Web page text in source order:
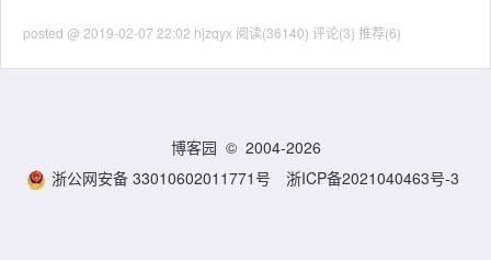
posted @ 2019-02-07 22:02 hjzqyx 阅读(36140) 评论(3) 推荐(6)
博客园 © 2004-2026
浙公网安备 33010602011771号
浙ICP备2021040463号-3